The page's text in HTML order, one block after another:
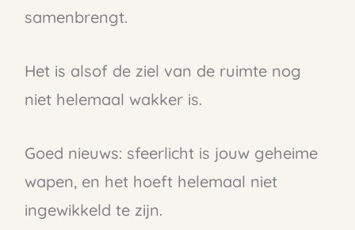
samenbrengt.
Het is alsof de ziel van de ruimte nog
niet helemaal wakker is.
Goed nieuws: sfeerlicht is jouw geheime
wapen, en het hoeft helemaal niet
ingewikkeld te zijn.